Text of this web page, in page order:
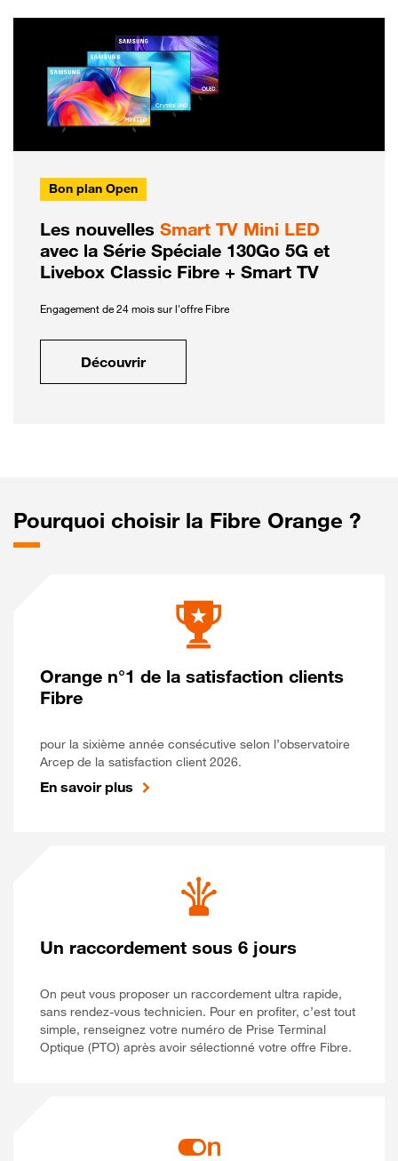
Bon plan Open
Les nouvelles Smart TV Mini LED
avec la Série Spéciale 130Go 5G et
Livebox Classic Fibre + Smart TV
Engagement de 24 mois sur l'offre Fibre
Découvrir
Pourquoi choisir la Fibre Orange ?
Orange n°1 de la satisfaction clients
Fibre
pour la sixième année consécutive selon l’observatoire
Arcep de la satisfaction client 2026.
En savoir plus
Un raccordement sous 6 jours
On peut vous proposer un raccordement ultra rapide,
sans rendez-vous technicien. Pour en profiter, c’est tout
simple, renseignez votre numéro de Prise Terminal
Optique (PTO) après avoir sélectionné votre offre Fibre.